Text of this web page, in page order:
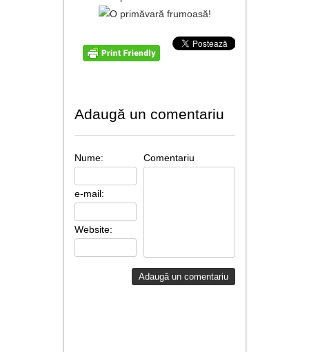
Adaugă un comentariu
Comentariu
Nume:
e-mail:
Website: